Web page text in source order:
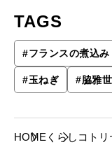
TAGS
#フランスの煮込み
#玉ねぎ #脇雅世
HOME くらし コト